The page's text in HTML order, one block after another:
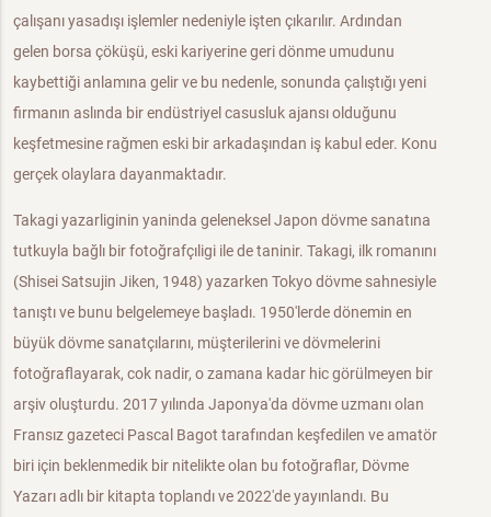
çalışanı yasadışı işlemler nedeniyle işten çıkarılır. Ardından
gelen borsa çöküşü, eski kariyerine geri dönme umudunu
kaybettiği anlamına gelir ve bu nedenle, sonunda çalıştığı yeni
firmanın aslında bir endüstriyel casusluk ajansı olduğunu
keşfetmesine rağmen eski bir arkadaşından iş kabul eder. Konu
gerçek olaylara dayanmaktadır.
Takagi yazarliginin yaninda geleneksel Japon dövme sanatına
tutkuyla bağlı bir fotoğrafçıligi ile de taninir. Takagi, ilk romanını
(Shisei Satsujin Jiken, 1948) yazarken Tokyo dövme sahnesiyle
tanıştı ve bunu belgelemeye başladı. 1950'lerde dönemin en
büyük dövme sanatçılarını, müşterilerini ve dövmelerini
fotoğraflayarak, cok nadir, o zamana kadar hic görülmeyen bir
arşiv oluşturdu. 2017 yılında Japonya'da dövme uzmanı olan
Fransız gazeteci Pascal Bagot tarafından keşfedilen ve amatör
biri için beklenmedik bir nitelikte olan bu fotoğraflar, Dövme
Yazarı adlı bir kitapta toplandı ve 2022'de yayınlandı. Bu